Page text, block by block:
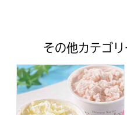
その他カテゴ
【十勝橋本牧場】フロー